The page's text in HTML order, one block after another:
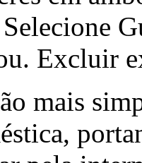
Excluir
mais